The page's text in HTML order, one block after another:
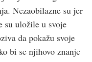
Nezaobilazne su jer
su uložile u svoje
da pokažu svoje
bi se njihovo znanje